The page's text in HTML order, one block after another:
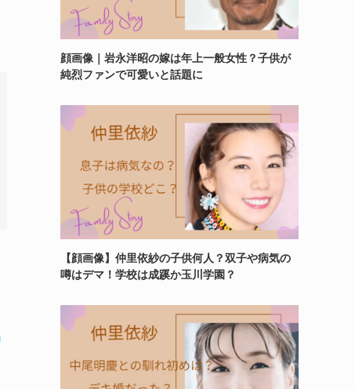
顔画像｜岩永洋昭の嫁は年上一般女性？子供が
純烈ファンで可愛いと話題に
【顔画像】仲里依紗の子供何人？双子や病気の
噂はデマ！学校は成蹊か玉川学園？